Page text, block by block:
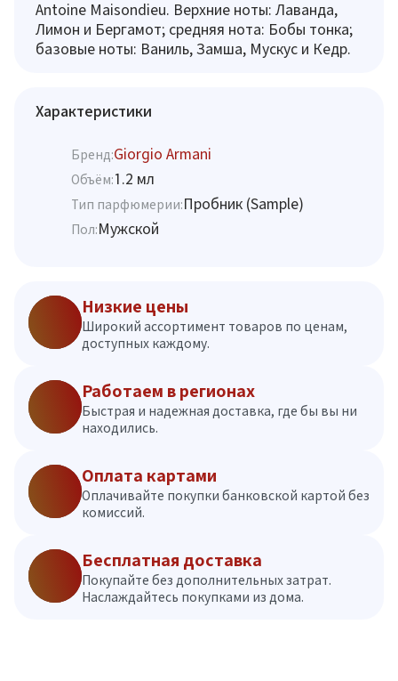
Antoine Maisondieu. Верхние ноты: Лаванда,
Лимон и Бергамот; средняя нота: Бобы тонка;
базовые ноты: Ваниль, Замша, Мускус и Кедр.
Характеристики
Бренд:Giorgio Armani
Объём:1.2 мл
Тип парфюмерии:Пробник (Sample)
Пол:Мужской
Низкие цены
Широкий ассортимент товаров по ценам,
доступных каждому.
Работаем в регионах
Быстрая и надежная доставка, где бы вы ни
находились.
Оплата картами
Оплачивайте покупки банковской картой без
комиссий.
Бесплатная доставка
Покупайте без дополнительных затрат.
Наслаждайтесь покупками из дома.